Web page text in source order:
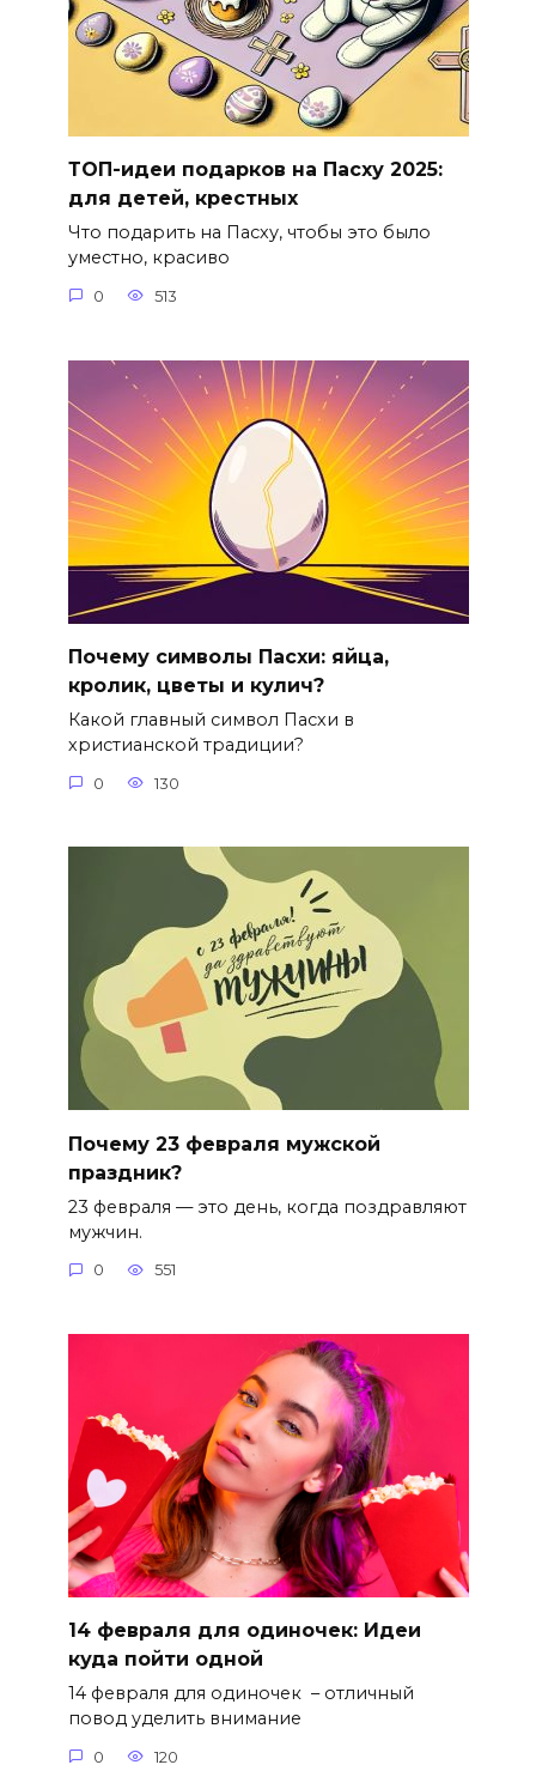
ТОП-идеи подарков на Пасху 2025:
для детей, крестных
Что подарить на Пасху, чтобы это было
уместно, красиво
0 513
Почему символы Пасхи: яйца,
кролик, цветы и кулич?
Какой главный символ Пасхи в
христианской традиции?
0 130
Почему 23 февраля мужской
праздник?
23 февраля — это день, когда поздравляют
мужчин.
0 551
14 февраля для одиночек: Идеи
куда пойти одной
14 февраля для одиночек – отличный
повод уделить внимание
0 120